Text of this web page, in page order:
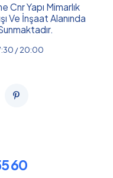
Cnr Yapı Mimarlık
Ve İnşaat Alanında
/ 20:00
60